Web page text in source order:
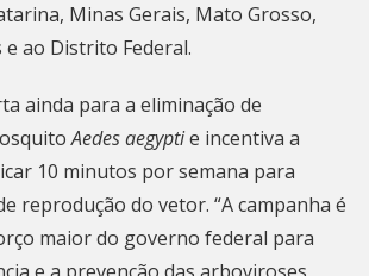
Minas Gerais, Mato Grosso,
ao Distrito Federal.
ainda para a eliminação de
Aedes aegyptie incentiva a
10 minutos por semana para
reprodução do vetor. “A campanha é
maior do governo federal para